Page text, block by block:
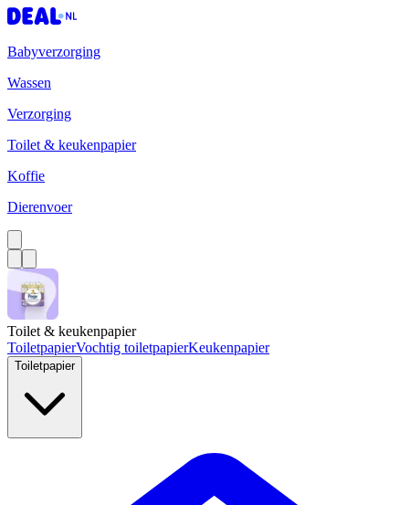
Babyverzorging
Wassen
Verzorging
Toilet & keukenpapier
Koffie
Dierenvoer
Toilet & keukenpapier
ToiletpapierVochtig toiletpapierKeukenpapier
Toiletpapier